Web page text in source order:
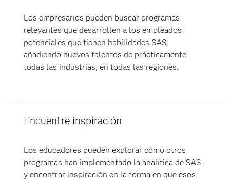
Los empresarios pueden buscar programas
relevantes que desarrollen a los empleados
potenciales que tienen habilidades SAS,
añadiendo nuevos talentos de prácticamente
todas las industrias, en todas las regiones.
Encuentre inspiración
Los educadores pueden explorar cómo otros
programas han implementado la analítica de SAS -
y encontrar inspiración en la forma en que esos